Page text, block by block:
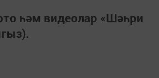
һәм видеолар «Шәһри